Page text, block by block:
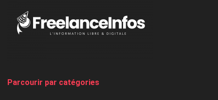
Nigeria,
Parcourir par catégories